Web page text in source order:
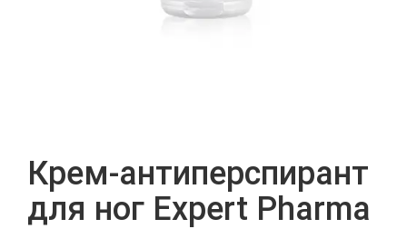
Крем-антиперспирант
для ног Expert Pharma